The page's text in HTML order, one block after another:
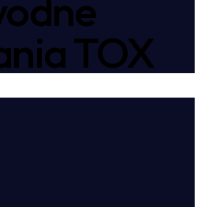
TOX